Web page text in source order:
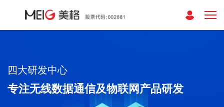
四大研发中心
专注无线数据通信及物联网产品研发